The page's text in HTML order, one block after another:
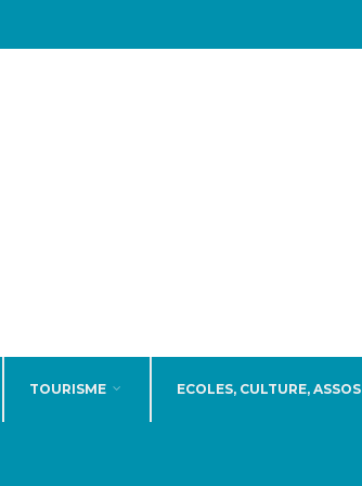
TOURISME ECOLES, CULTURE, ASSOS